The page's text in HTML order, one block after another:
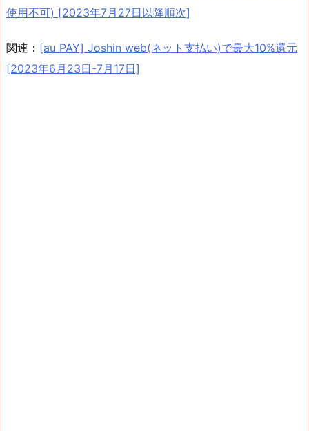
使用不可) [2023年7月27日以降順次]
関連： [au PAY] Joshin web(ネット支払い)で最大10%還元
[2023年6月23日-7月17日]